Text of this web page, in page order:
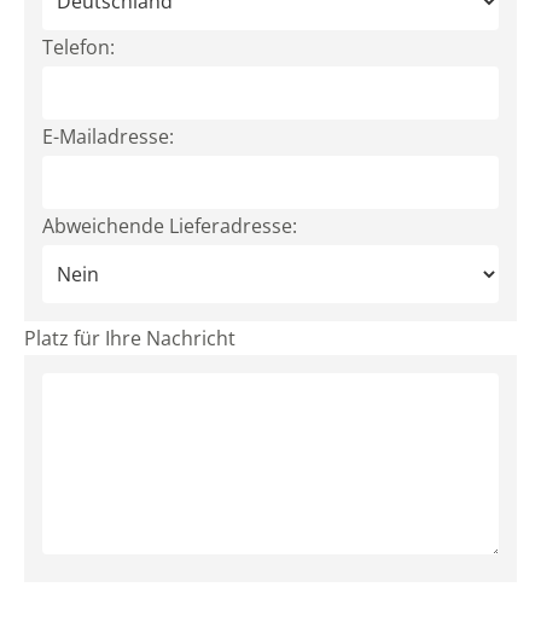
Telefon:
E-Mailadresse:
Abweichende Lieferadresse:
Platz für Ihre Nachricht